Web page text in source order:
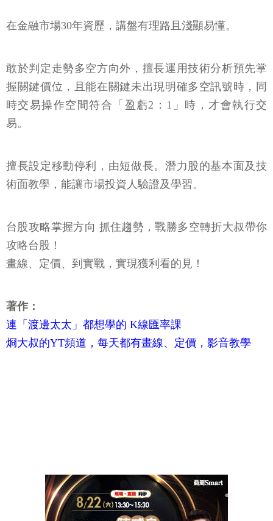
在金融市場30年資歷，講盤有理路且淺顯易懂。
敢於判定走勢多空方向外，擅長運用技術分析預先掌
握關鍵價位，且能在關鍵未出現明確多空訊號時，同
時交易操作空間符合「盈虧2：1」時，才會執行交
易。
擅長設定移動停利，由短做長。潛力股的基本面及技
術面教學，能讓市場投資人驗證及學習。
台股攻略掌握方向 抓住趨勢，戰勝多空轉折大叔帶你
攻略台股！
畫線、定價、到實戰，實現獲利看的見！
著作：
連「渡邊太太」都想學的 K線匯率課
烱大叔的YT頻道，每天都有畫線、定價，影音教學